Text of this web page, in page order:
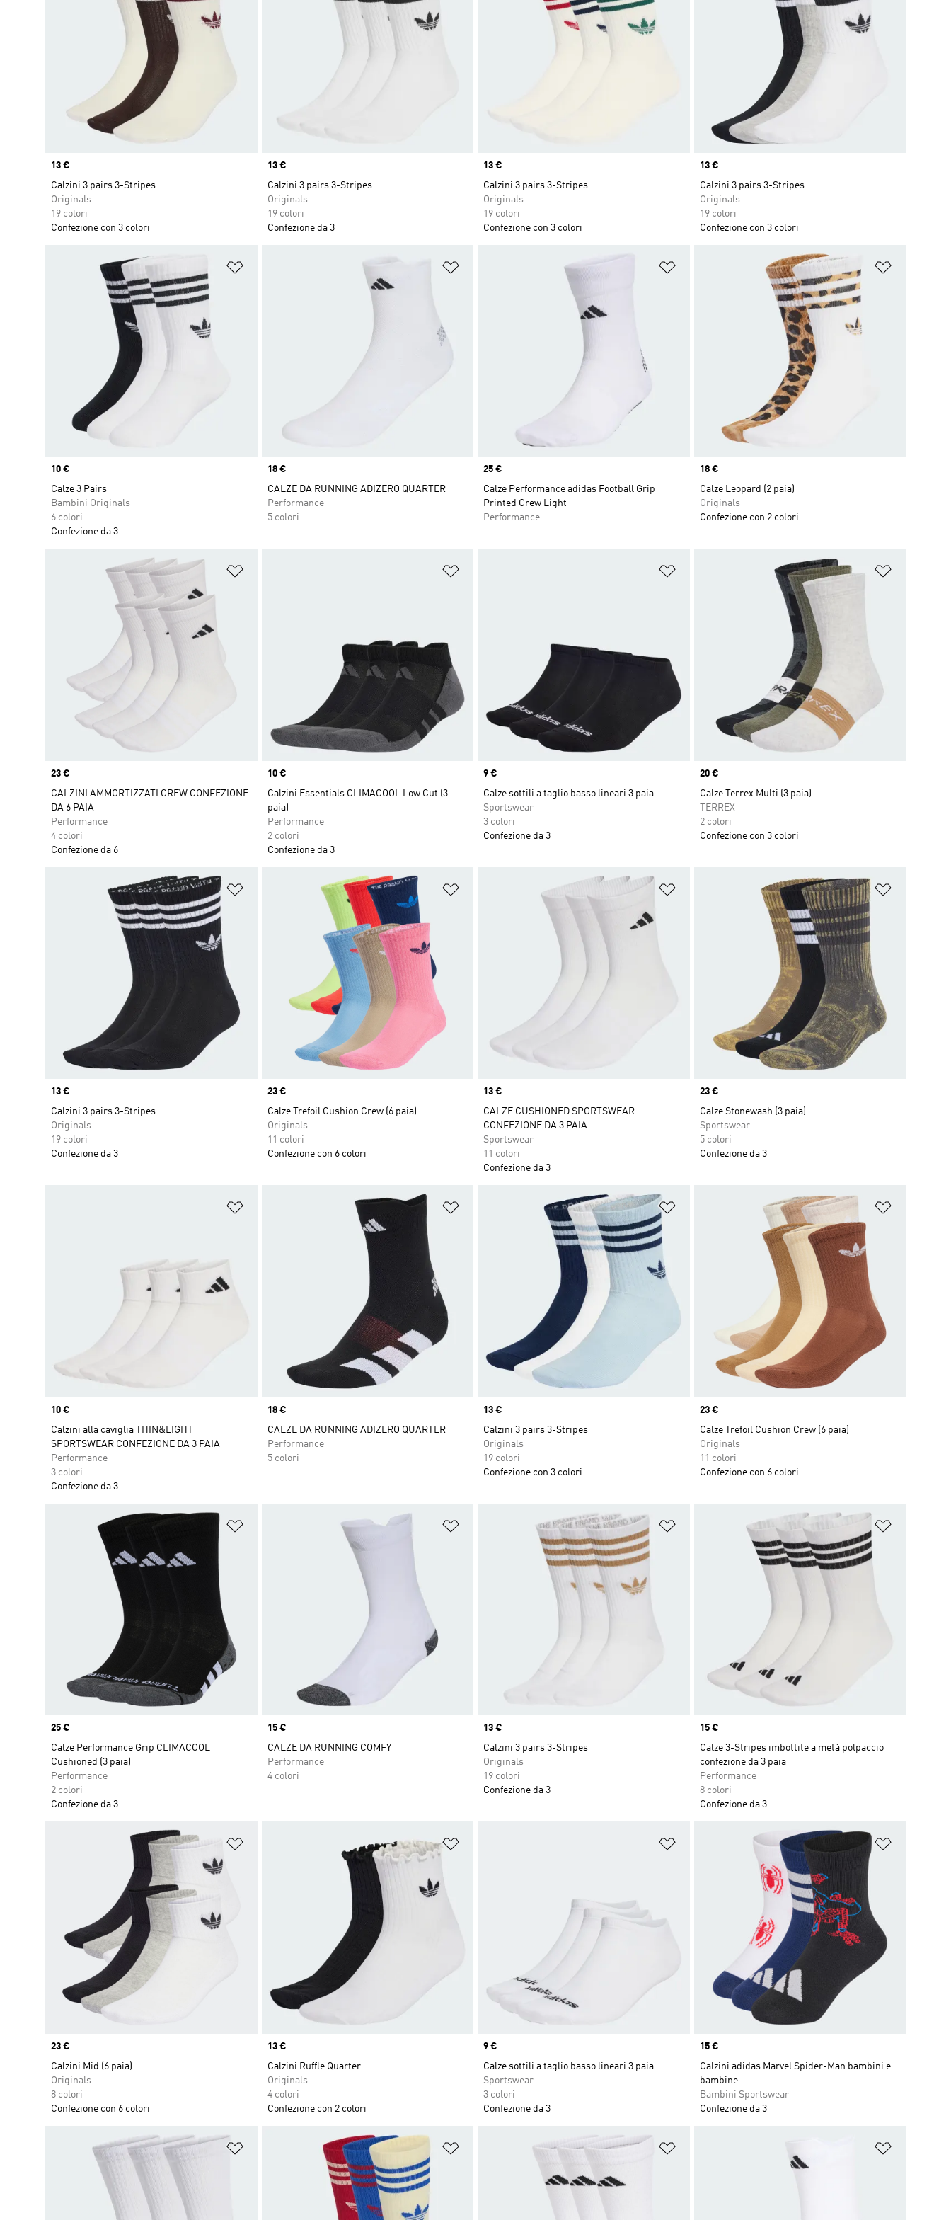
Price
13 €
Calzini 3 pairs 3-Stripes
Originals
19 colori
Confezione con 3 colori
Price
13 €
Calzini 3 pairs 3-Stripes
Originals
19 colori
Confezione da 3
Price
13 €
Calzini 3 pairs 3-Stripes
Originals
19 colori
Confezione con 3 colori
Price
13 €
Calzini 3 pairs 3-Stripes
Originals
19 colori
Confezione con 3 colori
Aggiungi alla lista dei desideri
Price
10 €
Calze 3 Pairs
Bambini Originals
6 colori
Confezione da 3
Aggiungi alla lista dei desideri
Price
18 €
CALZE DA RUNNING ADIZERO QUARTER
Performance
5 colori
Aggiungi alla lista dei desideri
Price
25 €
Calze Performance adidas Football Grip
Printed Crew Light
Performance
Price
18 €
Calze Leopard (2 paia)
Originals
Confezione con 2 colori
Price
23 €
CALZINI AMMORTIZZATI CREW CONFEZIONE
DA 6 PAIA
Performance
4 colori
Confezione da 6
Price
10 €
Calzini Essentials CLIMACOOL Low Cut (3
paia)
Performance
2 colori
Confezione da 3
Aggiungi alla lista dei desideri
Price
9 €
Calze sottili a taglio basso lineari 3 paia
Sportswear
3 colori
Confezione da 3
Price
20 €
Calze Terrex Multi (3 paia)
TERREX
2 colori
Confezione con 3 colori
Aggiungi alla lista dei desideri
Price
13 €
Calzini 3 pairs 3-Stripes
Originals
19 colori
Confezione da 3
Aggiungi alla lista dei desideri
Price
23 €
Calze Trefoil Cushion Crew (6 paia)
Originals
11 colori
Confezione con 6 colori
Aggiungi alla lista dei desideri
Price
13 €
CALZE CUSHIONED SPORTSWEAR
CONFEZIONE DA 3 PAIA
Sportswear
11 colori
Confezione da 3
Price
23 €
Calze Stonewash (3 paia)
Sportswear
5 colori
Confezione da 3
Aggiungi alla lista dei desideri
Price
10 €
Calzini alla caviglia THIN&LIGHT
SPORTSWEAR CONFEZIONE DA 3 PAIA
Performance
3 colori
Confezione da 3
Aggiungi alla lista dei desideri
Price
18 €
CALZE DA RUNNING ADIZERO QUARTER
Performance
5 colori
Aggiungi alla lista dei desideri
Price
13 €
Calzini 3 pairs 3-Stripes
Originals
19 colori
Confezione con 3 colori
Price
23 €
Calze Trefoil Cushion Crew (6 paia)
Originals
11 colori
Confezione con 6 colori
Aggiungi alla lista dei desideri
Price
25 €
Calze Performance Grip CLIMACOOL
Cushioned (3 paia)
Performance
2 colori
Confezione da 3
Aggiungi alla lista dei desideri
Price
15 €
CALZE DA RUNNING COMFY
Performance
4 colori
Aggiungi alla lista dei desideri
Price
13 €
Calzini 3 pairs 3-Stripes
Originals
19 colori
Confezione da 3
Price
15 €
Calze 3-Stripes imbottite a metà polpaccio
confezione da 3 paia
Performance
8 colori
Confezione da 3
Aggiungi alla lista dei desideri
Price
23 €
Calzini Mid (6 paia)
Originals
8 colori
Confezione con 6 colori
Price
13 €
Calzini Ruffle Quarter
Originals
4 colori
Confezione con 2 colori
Aggiungi alla lista dei desideri
Price
9 €
Calze sottili a taglio basso lineari 3 paia
Sportswear
3 colori
Confezione da 3
Price
15 €
Calzini adidas Marvel Spider-Man bambini e
bambine
Bambini Sportswear
Confezione da 3
Aggiungi alla lista dei desideri Aggiungi alla lista dei desideri